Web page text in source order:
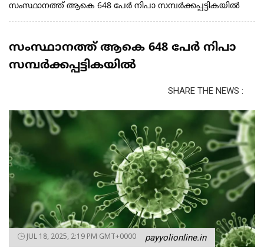
സംസ്ഥാനത്ത് ആകെ 648 പേര്‍ നിപാ സമ്പര്‍ക്കപ്പട്ടികയില്‍
സംസ്ഥാനത്ത് ആകെ 648 പേര്‍ നിപാ
സമ്പര്‍ക്കപ്പട്ടികയില്‍
SHARE THE NEWS :
JUL 18, 2025, 2:19 PM GMT+0000 payyolionline.in